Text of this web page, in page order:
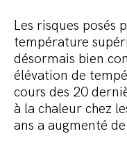
Les risques posés
température
désormais bien
élévation de
cours des 20
à la chaleur chez
ans a augmenté